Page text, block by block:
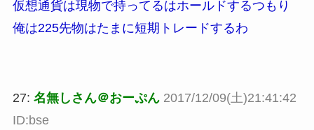
仮想通貨は現物で持ってるはホールドするつもり
俺は225先物はたまに短期トレードするわ
27: 名無しさん＠おーぷん 2017/12/09(土)21:41:42
ID:bse